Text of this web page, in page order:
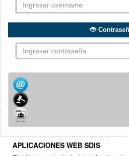
APLICACIONES WEB SDIS